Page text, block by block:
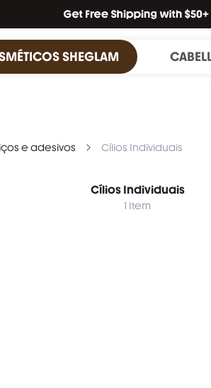
SHEGLAM
e adesivos Cílios Individuais
Cílios Individuais
1 Item